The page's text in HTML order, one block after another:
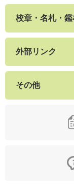
校章・名札・
外部リンク
その他